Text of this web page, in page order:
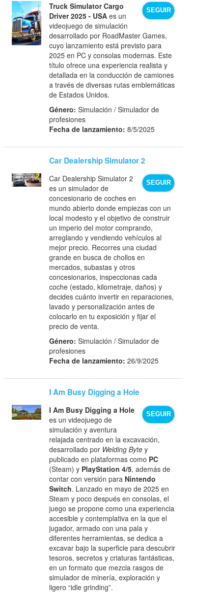
SEGUIR
Truck Simulator Cargo
Driver 2025 - USA es un
videojuego de simulación
desarrollado por RoadMaster Games,
cuyo lanzamiento está previsto para
2025 en PC y consolas modernas. Este
título ofrece una experiencia realista y
detallada en la conducción de camiones
a través de diversas rutas emblemáticas
de Estados Unidos.
Género: Simulación / Simulador de
profesiones
Fecha de lanzamiento: 8/5/2025
Car Dealership Simulator 2
SEGUIR
Car Dealership Simulator 2
es un simulador de
concesionario de coches en
mundo abierto donde empiezas con un
local modesto y el objetivo de construir
un imperio del motor comprando,
arreglando y vendiendo vehículos al
mejor precio. Recorres una ciudad
grande en busca de chollos en
mercados, subastas y otros
concesionarios, inspeccionas cada
coche (estado, kilometraje, daños) y
decides cuánto invertir en reparaciones,
lavado y personalización antes de
colocarlo en tu exposición y fijar el
precio de venta.
Género: Simulación / Simulador de
profesiones
Fecha de lanzamiento: 26/9/2025
I Am Busy Digging a Hole
SEGUIR
I Am Busy Digging a Hole
es un videojuego de
simulación y aventura
relajada centrado en la excavación,
desarrollado por Welding Byte y
publicado en plataformas como PC
(Steam) y PlayStation 4/5, además de
contar con versión para Nintendo
Switch. Lanzado en mayo de 2025 en
Steam y poco después en consolas, el
juego se propone como una experiencia
accesible y contemplativa en la que el
jugador, armado con una pala y
diferentes herramientas, se dedica a
excavar bajo la superficie para descubrir
tesoros, secretos y criaturas fantásticas,
en un formato que mezcla rasgos de
simulador de minería, exploración y
ligero “idle grinding”.